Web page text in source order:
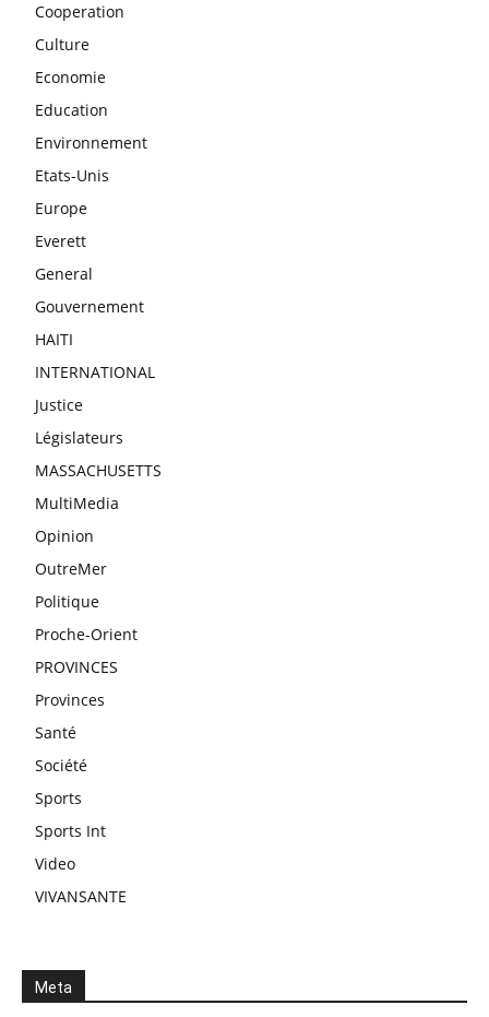
Cooperation
Culture
Economie
Education
Environnement
Etats-Unis
Europe
Everett
General
Gouvernement
HAITI
INTERNATIONAL
Justice
Législateurs
MASSACHUSETTS
MultiMedia
Opinion
OutreMer
Politique
Proche-Orient
PROVINCES
Provinces
Santé
Société
Sports
Sports Int
Video
VIVANSANTE
Meta